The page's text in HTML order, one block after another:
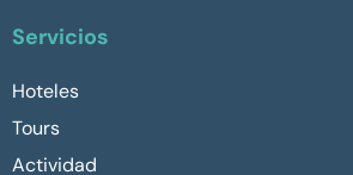
Servicios
Hoteles
Tours
Actividad